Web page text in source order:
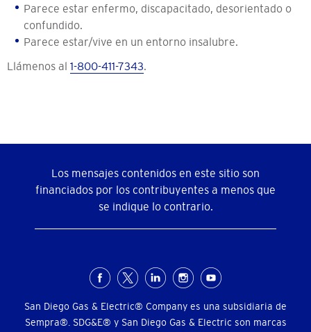
Parece estar enfermo, discapacitado, desorientado o
confundido.
Parece estar/vive en un entorno insalubre.
Llámenos al 1-800-411-7343.
Los mensajes contenidos en este sitio son
financiados por los contribuyentes a menos que
se indique lo contrario.
social
San Diego Gas & Electric® Company es una subsidiaria de
Sempra®. SDG&E® y San Diego Gas & Electric son marcas